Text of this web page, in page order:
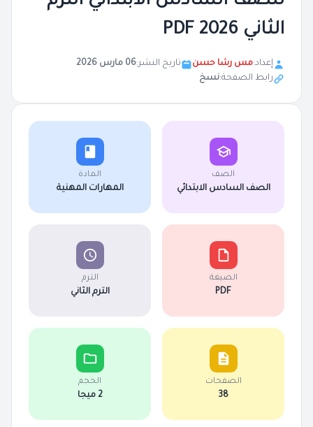
الثاني PDF 2026
إعداد:مس رشا حسن تاريخ النشر:06 مارس 2026
رابط الصفحة:نسخ
الصف
الصف السادس الابتدائي
المادة
المهارات المهنية
الصيغة
PDF
الترم
الترم الثاني
الصفحات
38
الحجم
2 ميجا